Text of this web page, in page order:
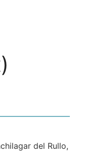
del Rullo,